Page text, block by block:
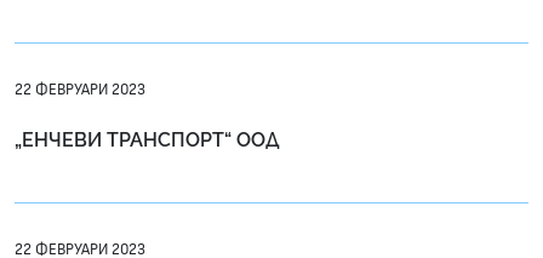
22 ФЕВРУАРИ 2023
„ЕНЧЕВИ ТРАНСПОРТ“ ООД
22 ФЕВРУАРИ 2023